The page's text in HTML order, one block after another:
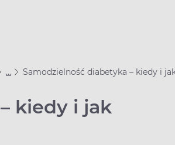
... Samodzielność diabetyka – kiedy i
kiedy i jak